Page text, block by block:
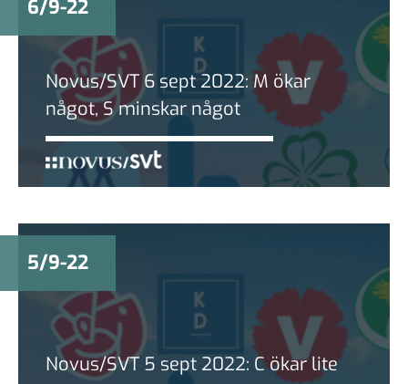
6/9-22
Novus/SVT 6 sept 2022: M ökar
något, S minskar något
5/9-22
Novus/SVT 5 sept 2022: C ökar lite